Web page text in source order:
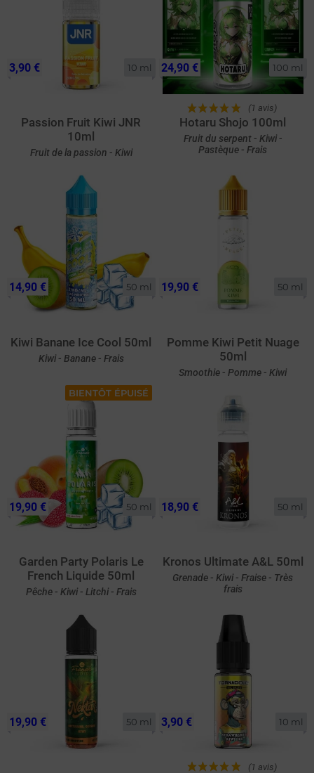
10 ml
Passion Fruit Kiwi JNR
10ml
Fruit de la passion - Kiwi
3,90 € 100 ml
(1 avis)
Hotaru Shojo 100ml
Fruit du serpent - Kiwi -
Pastèque - Frais
24,90 €
50 ml
Kiwi Banane Ice Cool 50ml
Kiwi - Banane - Frais
14,90 € 50 ml
Pomme Kiwi Petit Nuage
50ml
Smoothie - Pomme - Kiwi
19,90 €
BIENTÔT ÉPUISÉ
50 ml
Garden Party Polaris Le
French Liquide 50ml
Pêche - Kiwi - Litchi - Frais
19,90 € 50 ml
Kronos Ultimate A&L 50ml
Grenade - Kiwi - Fraise - Très
frais
18,90 €
50 ml
19,90 € 10 ml
(1 avis)
3,90 €